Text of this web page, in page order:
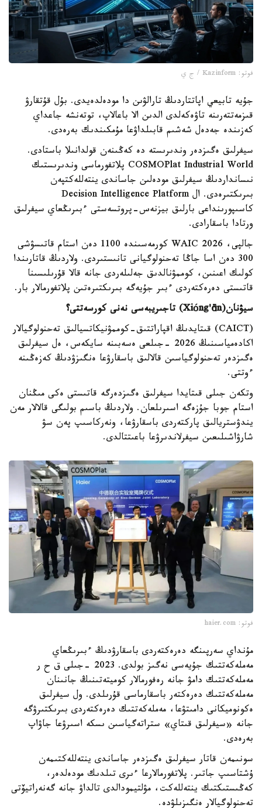
فوتو: Kazinform / ج ي
جۇيە تابيعي اپاتتاردىڭ تارالۋىن دا مودەلدەيدى. بۇل قۇتقارۋ
قىزمەتتەرىنە تاۋەكەلدى الدىن الا باعالاپ، توتەنشە جاعداي
كەزىندە جەدەل شەشىم قابىلداۋعا مۇمكىندىك بەرەدى.
سيفرلىق ەگىزدەر وندىرىستە دە كەڭىنەن قولدانىلا باستادى.
COSMOPlat Industrial World پلاتفورماسى وندىرىستىك
نىسانداردىڭ سيفرلىق مودەلىن جاساندى ينتەللەكتپەن
بىرىكتىرەدى. ال Decision Intelligence Platform
كاسىپورىنداعى بارلىق بيزنەس-پروتسەستى ءبىرىڭعاي سيفرلىق
ورتادا باسقارادى.
جالپى، WAIC 2026 كورمەسىندە 1100 دەن استام قاتىسۋشى
300 دەن اسا جاڭا تەحنولوگيانى تانىستىردى. ولاردىڭ قاتارىندا
كولىك اعىنىن، كوممۋنالدىق جەلىلەردى جانە قالا قۇرىلىسىنا
قاتىستى دەرەكتەردى ءبىر جۇيەگە بىرىكتىرەتىن پلاتفورمالار بار.
سيۋنان(
Xióng'ān
) تاجىريبەسى نەنى كورسەتتى؟
(CAICT) قىتايدىڭ اقپاراتتىق-كوممۋنيكاتسيالىق تەحنولوگيالار
اكادەمياسىنىڭ 2026 -جىلعى ەسەبىنە سايكەس، ەل سيفرلىق
ەگىزدەر تەحنولوگياسىن قالالىق باسقارۋعا ەنگىزۋدىڭ كەزەڭىنە
ءوتتى.
وتكەن جىلى قىتايدا سيفرلىق ەگىزدەرگە قاتىستى ەكى مىڭنان
استام جوبا جۇزەگە اسىرىلعان. ولاردىڭ باسىم بولىگى قالالار مەن
يندۋستريالىق پاركتەردى باسقارۋعا، ونەركاسىپ پەن سۋ
شارۋاشىلىعىن سيفرلاندىرۋعا باعىتتالدى.
فوتو: haier.com
مۇنداي سەرپىنگە دەرەكتەردى باسقارۋدىڭ ءبىرىڭعاي
مەملەكەتتىك جۇيەسى نەگىز بولدى. 2023 -جىلى ق ح ر
مەملەكەتتىك دامۋ جانە رەفورمالار كوميتەتىنىڭ جانىنان
مەملەكەتتىك دەرەكتەر باسقارماسى قۇرىلدى. ول سيفرلىق
ەكونوميكانى دامىتۋعا، مەملەكەتتىك دەرەكتەردى بىرىكتىرۋگە
جانە «سيفرلىق قىتاي» ستراتەگياسىن ىسكە اسىرۋعا جاۋاپ
بەرەدى.
سونىمەن قاتار سيفرلىق ەگىزدەر جاساندى ينتەللەكتىمەن
ۇشتاسىپ جاتىر. پلاتفورمالارعا ءىرى تىلدىك مودەلدەر،
كەڭىستىكتىك ينتەللەكت، مۋلتيمودالدى تالداۋ جانە گەنەراتيۆتى
تەحنولوگيالار ەنگىزىلۋدە.